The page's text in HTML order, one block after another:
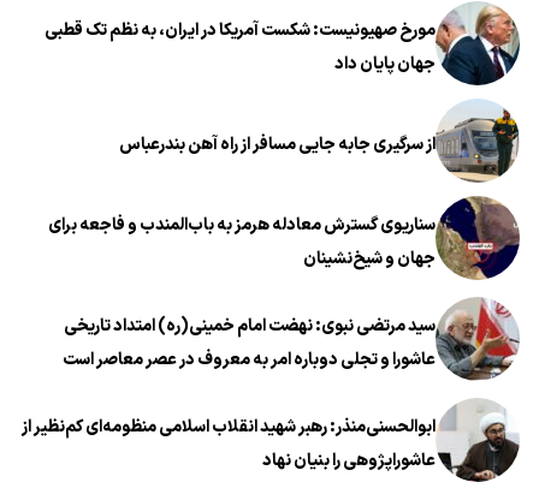
مورخ صهیونیست: شکست آمریکا در ایران، به نظم تک قطبی
جهان پایان داد
از سرگیری جابه جایی مسافر از راه آهن بندرعباس
سناریوی گسترش معادله هرمز به باب‌المندب و فاجعه برای
جهان و شیخ‌نشینان
سید مرتضی نبوی: نهضت امام خمینی(ره) امتداد تاریخی
عاشورا و تجلی دوباره امر به معروف در عصر معاصر است
ابوالحسنی‌منذر: رهبر شهید انقلاب اسلامی منظومه‌ای کم‌نظیر از
عاشوراپژوهی را بنیان نهاد